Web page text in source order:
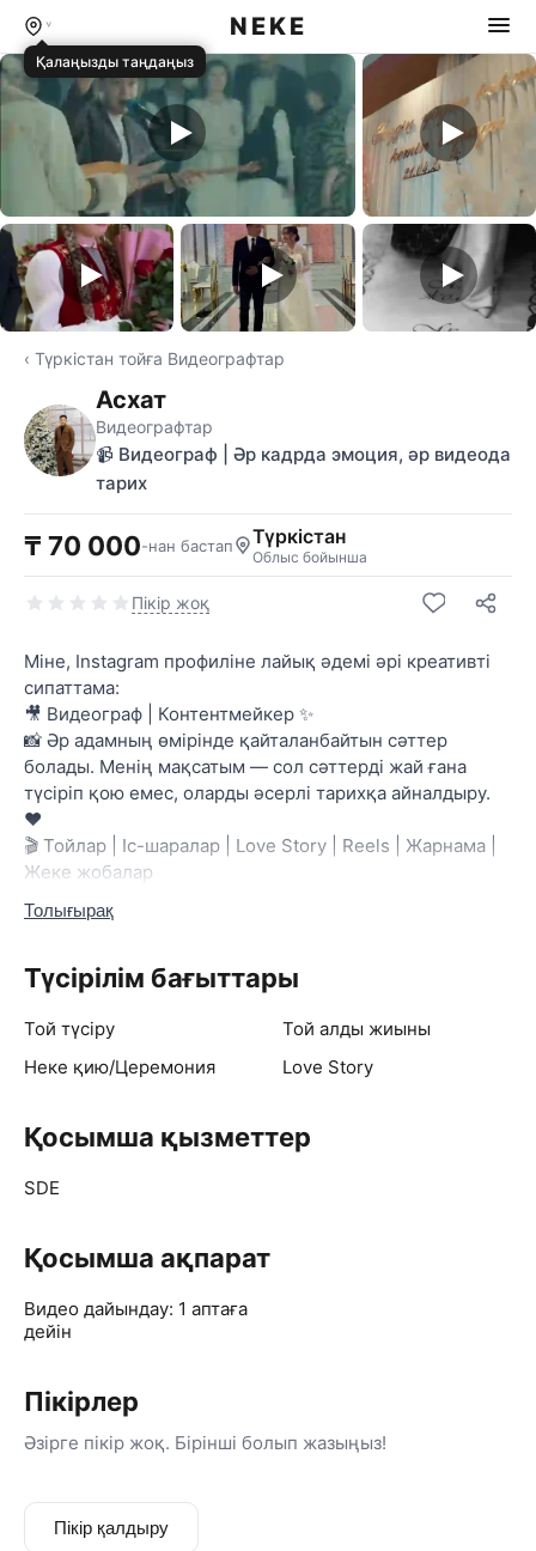
Қалаңызды таңдаңыз
NEKE
‹ Түркістан тойға Видеографтар
Асхат
Видеографтар
📹 Видеограф | Әр кадрда эмоция, әр видеода
тарих
₸ 70 000-нан бастап Түркістан
Облыс бойынша
Пікір жоқ
Міне, Instagram профиліне лайық әдемі әрі креативті
сипаттама:
🎥 Видеограф | Контентмейкер ✨
📸 Әр адамның өмірінде қайталанбайтын сәттер
болады. Менің мақсатым — сол сәттерді жай ғана
түсіріп қою емес, оларды әсерлі тарихқа айналдыру.
❤️
🎬 Тойлар | Іс-шаралар | Love Story | Reels | Жарнама |
Жеке жобалар
✨ Әр кадрға жан бітіріп, әр видеода ерекше атмосфера
қалыптастырамын. Камера объективі арқылы
мәңгі сақтаймын.
🎥 Сапалы түсірілім
🎞️ Кәсіби монтаж
🎨 Заманауи өңдеу
🌍 Сіздің идеяңыз — менің шабыт көзім.
құндылықты есте қаларлық туындыға айналдырамын.
Толығырақ
Түсірілім бағыттары
Той түсіру
Той алды жиыны
Неке қию/Церемония
Love Story
Қосымша қызметтер
SDE
Қосымша ақпарат
Видео дайындау: 1 аптаға
дейін
Пікірлер
Әзірге пікір жоқ. Бірінші болып жазыңыз!
Пікір қалдыру